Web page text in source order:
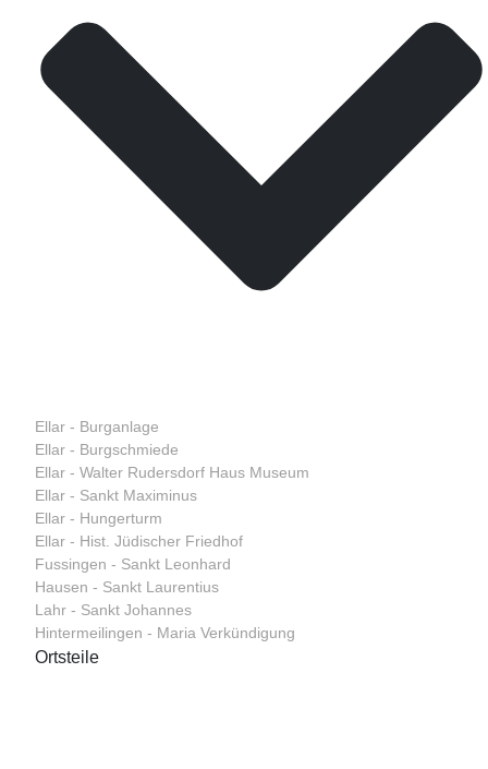
Ellar - Burganlage
Ellar - Burgschmiede
Ellar - Walter Rudersdorf Haus Museum
Ellar - Sankt Maximinus
Ellar - Hungerturm
Ellar - Hist. Jüdischer Friedhof
Fussingen - Sankt Leonhard
Hausen - Sankt Laurentius
Lahr - Sankt Johannes
Hintermeilingen - Maria Verkündigung
Ortsteile